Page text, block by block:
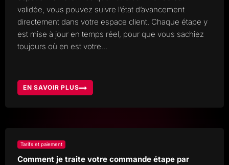
validée, vous pouvez suivre l’état d’avancement
directement dans votre espace client. Chaque étape y
est mise à jour en temps réel, pour que vous sachiez
toujours où en est votre…
EN SAVOIR PLUS
COMMENT
SUIS-
COMMANDE
?
Tarifs et paiement
Comment je traite votre commande étape par